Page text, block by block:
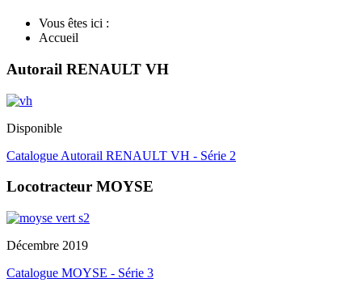
Vous êtes ici :
Accueil
Autorail RENAULT VH
Disponible
Catalogue Autorail RENAULT VH - Série 2
Locotracteur MOYSE
Décembre 2019
Catalogue MOYSE - Série 3